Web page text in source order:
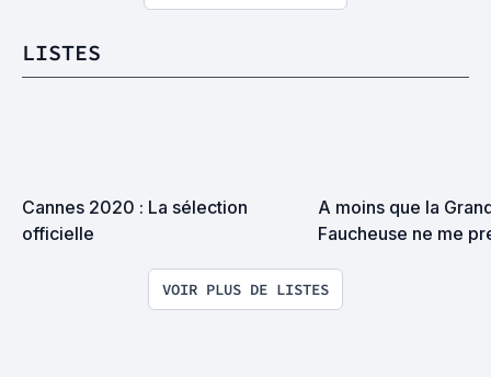
LISTES
Cannes 2020 : La sélection
officielle
A moins que la
Faucheuse ne me
VOIR PLUS DE LISTES